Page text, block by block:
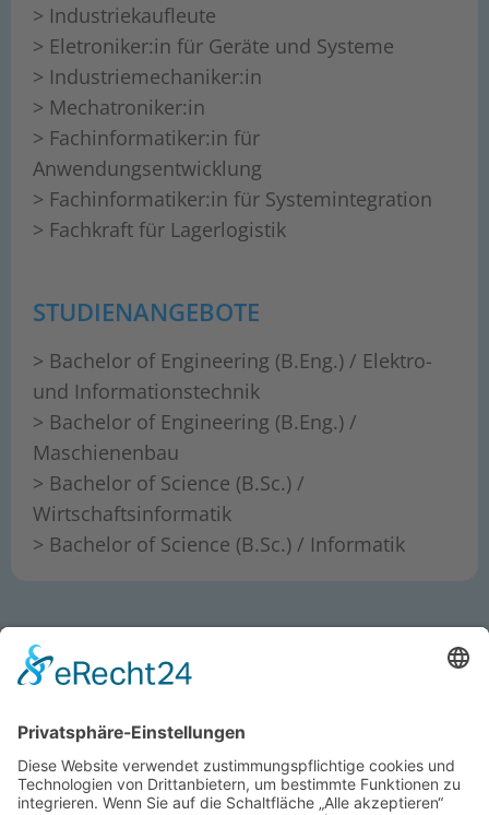
> Industriekaufleute
> Eletroniker:in für Geräte und Systeme
> Industriemechaniker:in
> Mechatroniker:in
> Fachinformatiker:in für
Anwendungsentwicklung
> Fachinformatiker:in für Systemintegration
> Fachkraft für Lagerlogistik
STUDIENANGEBOTE
> Bachelor of Engineering (B.Eng.) / Elektro-
und Informationstechnik
> Bachelor of Engineering (B.Eng.) /
Maschienenbau
> Bachelor of Science (B.Sc.) /
Wirtschaftsinformatik
> Bachelor of Science (B.Sc.) / Informatik